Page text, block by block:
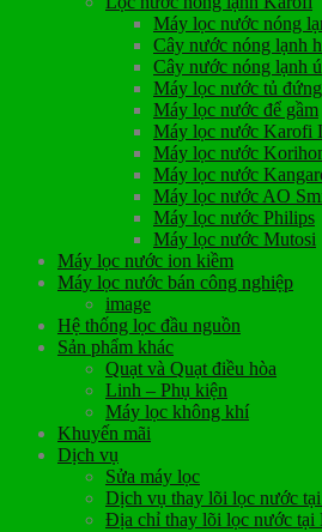
Máy lọc nước nóng
Cây nước nóng lạnh
Cây nước nóng lạnh
Máy lọc nước tủ đứng
Máy lọc nước để gầm
Máy lọc nước Karofi
Máy lọc nước
Máy lọc nước
Máy lọc nước AO
Máy lọc nước Philips
Máy lọc nước Mutosi
Máy lọc nước ion kiềm
Máy lọc nước bán công nghiệp
image
Hệ thống lọc đầu nguồn
Sản phẩm khác
Quạt và Quạt điều hòa
Linh – Phụ kiện
Máy lọc không khí
Khuyến mãi
Dịch vụ
Sửa máy lọc
Dịch vụ thay lõi lọc nước
Địa chỉ thay lõi lọc nước tại